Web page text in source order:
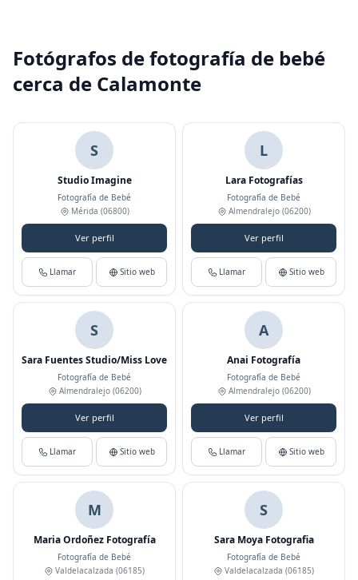
Fotógrafos de fotografía de bebé
cerca de Calamonte
S
Studio Imagine
Fotografía de Bebé
Mérida (06800)
Ver perfil
Llamar Sitio web
L
Lara Fotografías
Fotografía de Bebé
Almendralejo(06200)
Ver perfil
Llamar Sitio web
S
Sara Fuentes Studio/Miss Love
Fotografía de Bebé
Almendralejo(06200)
Ver perfil
Llamar Sitio web
A
Anai Fotografía
Fotografía de Bebé
Almendralejo(06200)
Ver perfil
Llamar Sitio web
M
Maria Ordoñez Fotografía
Fotografía de Bebé
Valdelacalzada (06185)
S
Sara Moya Fotografia
Fotografía de Bebé
Valdelacalzada (06185)